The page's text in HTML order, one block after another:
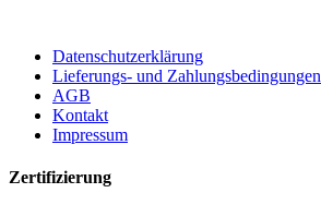
Datenschutzerklärung
Lieferungs- und Zahlungsbedingungen
AGB
Kontakt
Impressum
Zertifizierung